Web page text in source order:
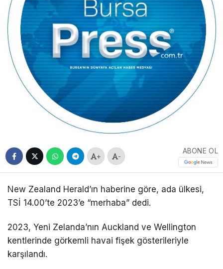
+ -
ABONE OL
New Zealand Herald’ın haberine göre, ada ülkesi,
TSİ 14.00’te 2023’e “merhaba” dedi.
2023, Yeni Zelanda’nın Auckland ve Wellington
kentlerinde görkemli havai fişek gösterileriyle
karşılandı.